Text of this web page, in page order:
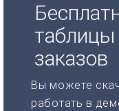
таблицы
заказов
Вы можете
работать в